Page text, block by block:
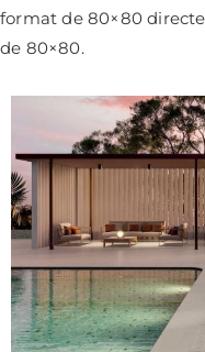
format de 80×80
de 80×80.